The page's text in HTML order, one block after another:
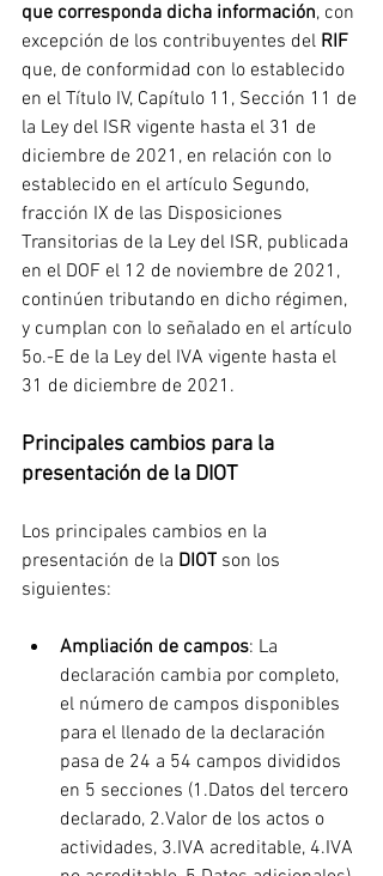
que corresponda dicha información, con
excepción de los contribuyentes del RIF
que, de conformidad con lo establecido
en el Título IV, Capítulo 11, Sección 11 de
la Ley del ISR vigente hasta el 31 de
diciembre de 2021, en relación con lo
establecido en el artículo Segundo,
fracción IX de las Disposiciones
Transitorias de la Ley del ISR, publicada
en el DOF el 12 de noviembre de 2021,
continúen tributando en dicho régimen,
y cumplan con lo señalado en el artículo
5o.-E de la Ley del IVA vigente hasta el
31 de diciembre de 2021.
Principales cambios para la
presentación de la DIOT
Los principales cambios en la
presentación de la DIOT son los
siguientes:
Ampliación de campos: La
declaración cambia por completo,
el número de campos disponibles
para el llenado de la declaración
pasa de 24 a 54 campos divididos
en 5 secciones (1.Datos del tercero
declarado, 2.Valor de los actos o
actividades, 3.IVA acreditable, 4.IVA